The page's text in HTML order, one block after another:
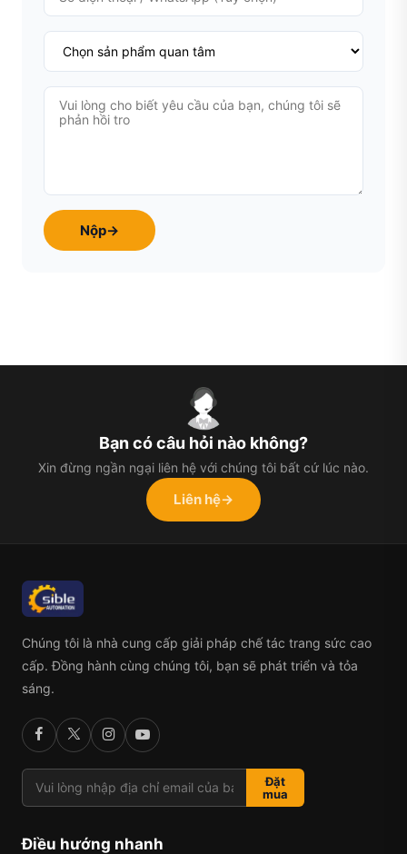
Nộp→
Bạn có câu hỏi nào không?
Xin đừng ngần ngại liên hệ với chúng tôi bất cứ lúc nào.
Liên hệ→
Chúng tôi là nhà cung cấp giải pháp chế tác trang sức cao
cấp. Đồng hành cùng chúng tôi, bạn sẽ phát triển và tỏa
sáng.
Đặt
mua
Điều hướng nhanh